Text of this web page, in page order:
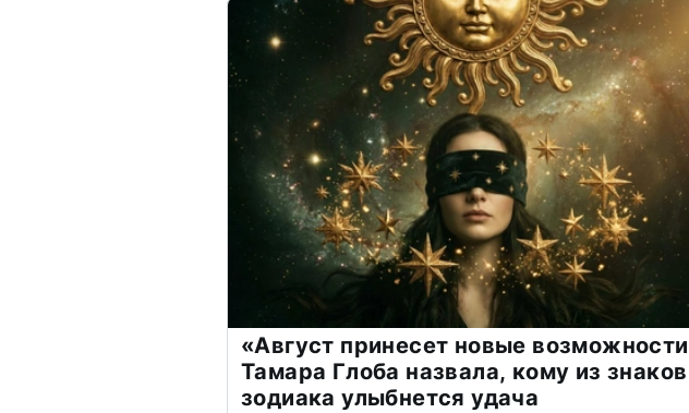
«Август принесет новые
Тамара Глоба назвала, кому из знаков
зодиака улыбнется удача